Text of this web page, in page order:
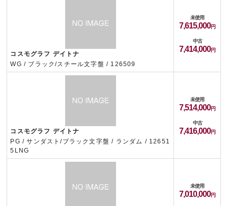
コスモグラフ デイトナ
WG / ブラック/スチール文字盤 / 126509
未使用
7,615,000
中古
7,414,000
コスモグラフ デイトナ
PG / サンダスト/ブラック文字盤 / ランダム / 12651
5LNG
未使用
7,514,000
中古
7,416,000
未使用
7,010,000